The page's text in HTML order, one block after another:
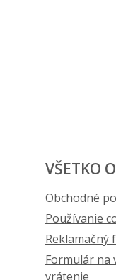
VŠETKO
Obchodné
Používanie
Reklamačný
Formulár na
vrátenie